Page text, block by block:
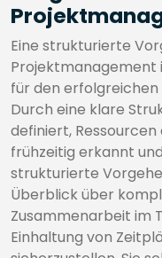
Eine strukturierte
Projektmanagement
für den erfolgreichen
Durch eine klare
definiert,
frühzeitig erkannt
strukturierte
Überblick über
Zusammenarbeit im
Einhaltung von